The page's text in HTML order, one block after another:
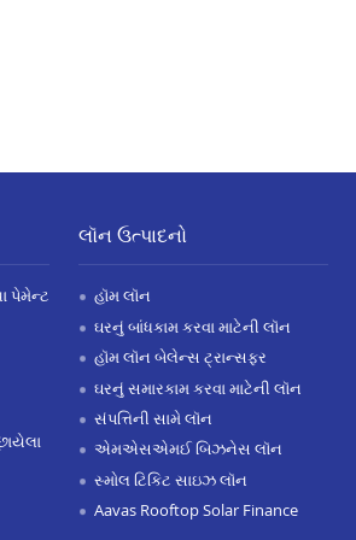
પેમેન્ટ
લૉન ઉત્પાદનો
હૉમ લૉન
ઘરનું બાંધકામ કરવા માટેની લૉન
હૉમ લૉન બેલેન્સ ટ્રાન્સફર
ઘરનું સમારકામ કરવા માટેની લૉન
સંપત્તિની સામે લૉન
એમએસએમઈ બિઝનેસ લૉન
સ્મોલ ટિકિટ સાઇઝ લૉન
Aavas Rooftop Solar Finance